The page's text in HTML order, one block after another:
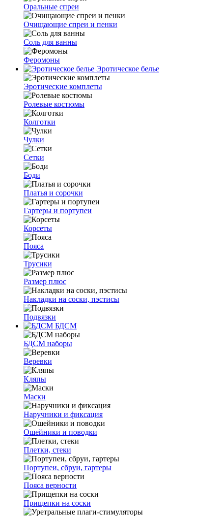
Оральные спреи
Очищающие спреи и пенки
Соль для ванны
Феромоны
Эротическое белье
Эротические комплеты
Ролевые костюмы
Колготки
Чулки
Сетки
Боди
Платья и сорочки
Гартеры и портупеи
Корсеты
Пояса
Трусики
Размер плюс
Накладки на соски, пэстисы
Подвязки
БДСМ
БДСМ наборы
Веревки
Кляпы
Маски
Наручники и фиксация
Ошейники и поводки
Плетки, стеки
Портупеи, сбруи, гартеры
Пояса верности
Прищепки на соски